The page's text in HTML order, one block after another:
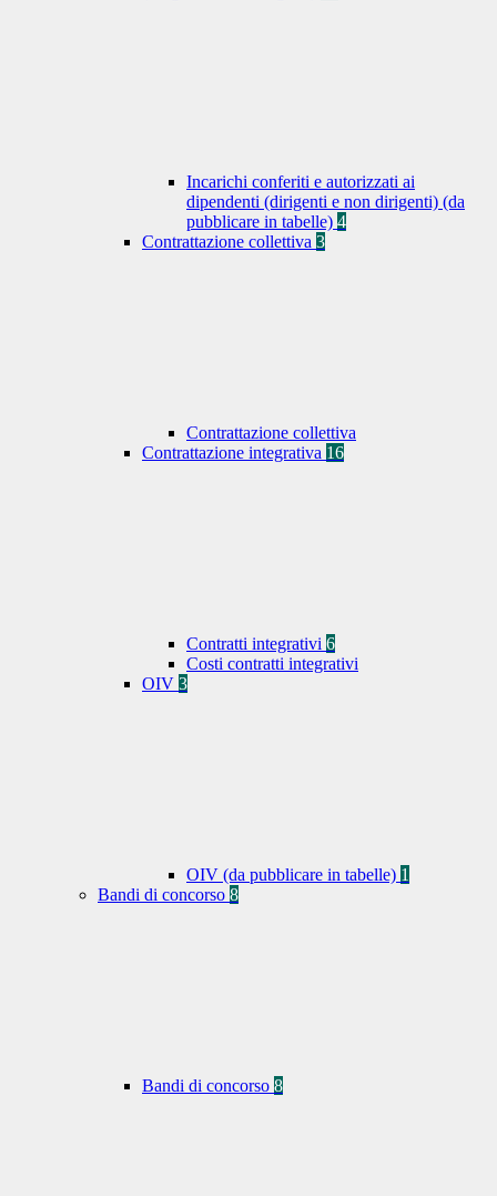
Incarichi conferiti e autorizzati ai
dipendenti (dirigenti e non dirigenti) (da
pubblicare in tabelle) 4
Contrattazione collettiva 3
Contrattazione collettiva
Contrattazione integrativa 16
Contratti integrativi 6
Costi contratti integrativi
OIV 3
OIV (da pubblicare in tabelle) 1
Bandi di concorso 8
Bandi di concorso 8